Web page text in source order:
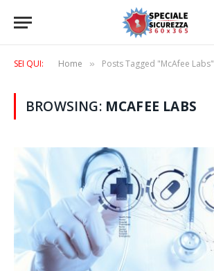
SEI QUI: Home » Posts Tagged "McAfee Labs"
BROWSING: MCAFEE LABS